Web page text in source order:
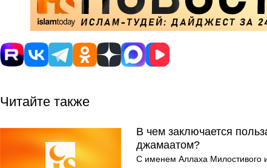
Читайте также
В чем заключается
джамаатом?
С именем Аллаха Милостивого